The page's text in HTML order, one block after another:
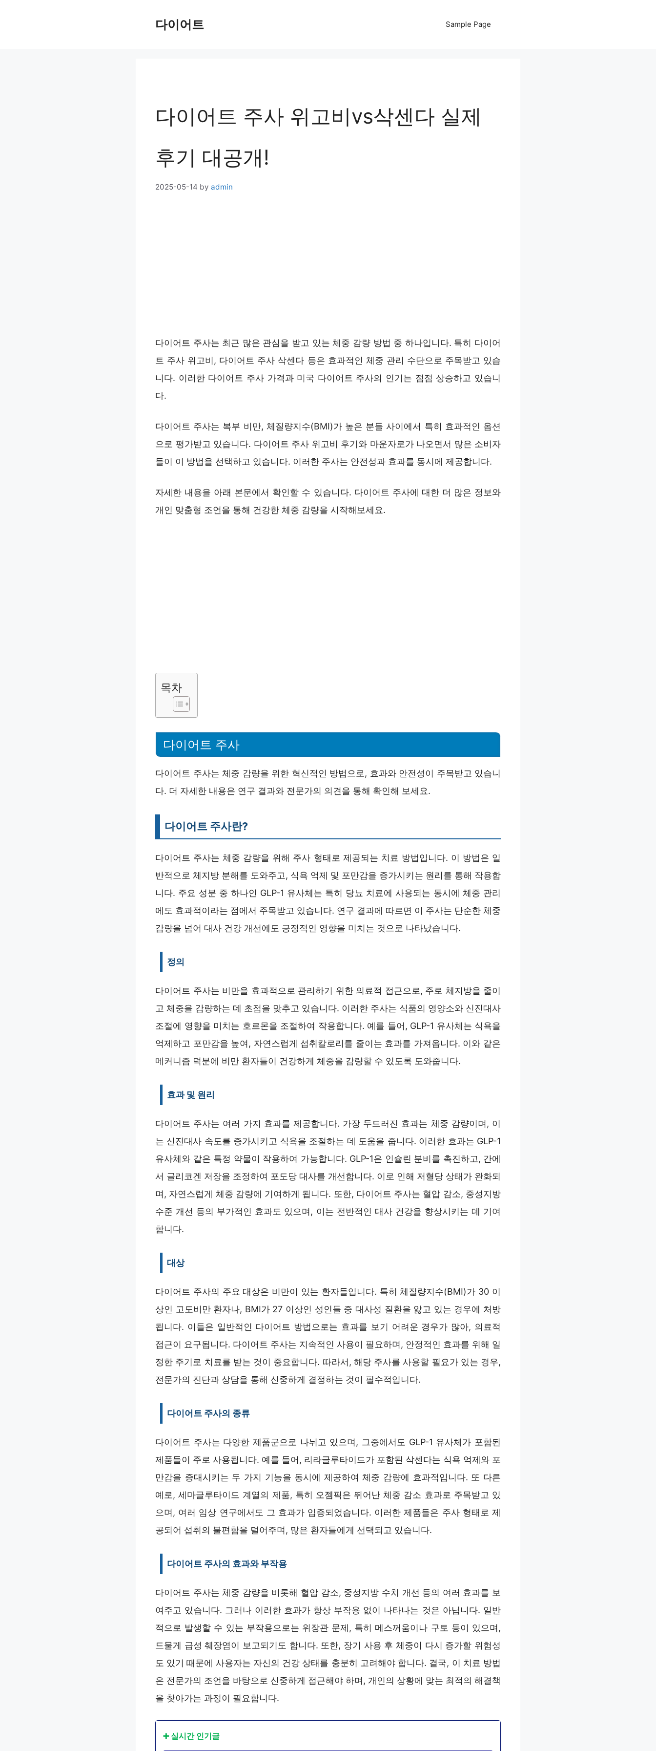
다이어트 Sample Page
다이어트 주사 위고비vs삭센다 실제
후기 대공개!
2025-05-14 by admin
다이어트 주사는 최근 많은 관심을 받고 있는 체중 감량 방법 중 하나입니다. 특히 다이어
트 주사 위고비, 다이어트 주사 삭센다 등은 효과적인 체중 관리 수단으로 주목받고 있습
니다. 이러한 다이어트 주사 가격과 미국 다이어트 주사의 인기는 점점 상승하고 있습니
다.
다이어트 주사는 복부 비만, 체질량지수(BMI)가 높은 분들 사이에서 특히 효과적인 옵션
으로 평가받고 있습니다. 다이어트 주사 위고비 후기와 마운자로가 나오면서 많은 소비자
들이 이 방법을 선택하고 있습니다. 이러한 주사는 안전성과 효과를 동시에 제공합니다.
자세한 내용을 아래 본문에서 확인할 수 있습니다. 다이어트 주사에 대한 더 많은 정보와
개인 맞춤형 조언을 통해 건강한 체중 감량을 시작해보세요.
목차
다이어트 주사
다이어트 주사는 체중 감량을 위한 혁신적인 방법으로, 효과와 안전성이 주목받고 있습니
다. 더 자세한 내용은 연구 결과와 전문가의 의견을 통해 확인해 보세요.
다이어트 주사란?
다이어트 주사는 체중 감량을 위해 주사 형태로 제공되는 치료 방법입니다. 이 방법은 일
반적으로 체지방 분해를 도와주고, 식욕 억제 및 포만감을 증가시키는 원리를 통해 작용합
니다. 주요 성분 중 하나인 GLP-1 유사체는 특히 당뇨 치료에 사용되는 동시에 체중 관리
에도 효과적이라는 점에서 주목받고 있습니다. 연구 결과에 따르면 이 주사는 단순한 체중
감량을 넘어 대사 건강 개선에도 긍정적인 영향을 미치는 것으로 나타났습니다.
정의
다이어트 주사는 비만을 효과적으로 관리하기 위한 의료적 접근으로, 주로 체지방을 줄이
고 체중을 감량하는 데 초점을 맞추고 있습니다. 이러한 주사는 식품의 영양소와 신진대사
조절에 영향을 미치는 호르몬을 조절하여 작용합니다. 예를 들어, GLP-1 유사체는 식욕을
억제하고 포만감을 높여, 자연스럽게 섭취칼로리를 줄이는 효과를 가져옵니다. 이와 같은
메커니즘 덕분에 비만 환자들이 건강하게 체중을 감량할 수 있도록 도와줍니다.
효과 및 원리
다이어트 주사는 여러 가지 효과를 제공합니다. 가장 두드러진 효과는 체중 감량이며, 이
는 신진대사 속도를 증가시키고 식욕을 조절하는 데 도움을 줍니다. 이러한 효과는 GLP-1
유사체와 같은 특정 약물이 작용하여 가능합니다. GLP-1은 인슐린 분비를 촉진하고, 간에
서 글리코겐 저장을 조정하여 포도당 대사를 개선합니다. 이로 인해 저혈당 상태가 완화되
며, 자연스럽게 체중 감량에 기여하게 됩니다. 또한, 다이어트 주사는 혈압 감소, 중성지방
수준 개선 등의 부가적인 효과도 있으며, 이는 전반적인 대사 건강을 향상시키는 데 기여
합니다.
대상
다이어트 주사의 주요 대상은 비만이 있는 환자들입니다. 특히 체질량지수(BMI)가 30 이
상인 고도비만 환자나, BMI가 27 이상인 성인들 중 대사성 질환을 앓고 있는 경우에 처방
됩니다. 이들은 일반적인 다이어트 방법으로는 효과를 보기 어려운 경우가 많아, 의료적
접근이 요구됩니다. 다이어트 주사는 지속적인 사용이 필요하며, 안정적인 효과를 위해 일
정한 주기로 치료를 받는 것이 중요합니다. 따라서, 해당 주사를 사용할 필요가 있는 경우,
전문가의 진단과 상담을 통해 신중하게 결정하는 것이 필수적입니다.
다이어트 주사의 종류
다이어트 주사는 다양한 제품군으로 나뉘고 있으며, 그중에서도 GLP-1 유사체가 포함된
제품들이 주로 사용됩니다. 예를 들어, 리라글루타이드가 포함된 삭센다는 식욕 억제와 포
만감을 증대시키는 두 가지 기능을 동시에 제공하여 체중 감량에 효과적입니다. 또 다른
예로, 세마글루타이드 계열의 제품, 특히 오젬픽은 뛰어난 체중 감소 효과로 주목받고 있
으며, 여러 임상 연구에서도 그 효과가 입증되었습니다. 이러한 제품들은 주사 형태로 제
공되어 섭취의 불편함을 덜어주며, 많은 환자들에게 선택되고 있습니다.
다이어트 주사의 효과와 부작용
다이어트 주사는 체중 감량을 비롯해 혈압 감소, 중성지방 수치 개선 등의 여러 효과를 보
여주고 있습니다. 그러나 이러한 효과가 항상 부작용 없이 나타나는 것은 아닙니다. 일반
적으로 발생할 수 있는 부작용으로는 위장관 문제, 특히 메스꺼움이나 구토 등이 있으며,
드물게 급성 췌장염이 보고되기도 합니다. 또한, 장기 사용 후 체중이 다시 증가할 위험성
도 있기 때문에 사용자는 자신의 건강 상태를 충분히 고려해야 합니다. 결국, 이 치료 방법
은 전문가의 조언을 바탕으로 신중하게 접근해야 하며, 개인의 상황에 맞는 최적의 해결책
을 찾아가는 과정이 필요합니다.
➕ 실시간 인기글